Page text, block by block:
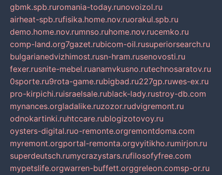
gbmk.spb.ruromania-today.runovoizol.ru
airheat-spb.rufisika.home.nov.ruorakul.spb.ru
demo.home.nov.rumnso.ruhome.nov.rucemko.ru
comp-land.org7gazet.rubicom-oil.rusuperiorsearch.ru
bulgarianedvizhimost.rusn-hram.rusenovosti.ru
fexer.rusnite-mebel.ruanamvkusno.rutechnosaratov.ru
0sporte.ru9rota-game.rubigbad.ru227gp.ruwes-ex.ru
pro-kirpichi.ruisraelsale.rublack-lady.rustroy-db.com
mynances.orgladalike.ruzozor.rudvigremont.ru
odnokartinki.ruhtccare.rublogizotovoy.ru
oysters-digital.ruo-remonte.orgremontdoma.com
myremont.orgportal-remonta.orgvyitikho.rumirjon.ru
superdeutsch.rumycrazystars.rufilosofyfree.com
mypetslife.orgwarren-buffett.orggreleon.comsp-or.ru